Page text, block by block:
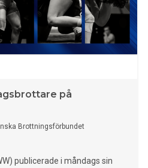
på
Brottningsförbundet
publicerade i måndags sin